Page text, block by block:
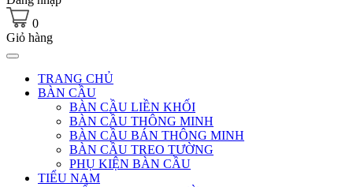
0
Giỏ hàng
TRANG CHỦ
BÀN CẦU
BÀN CẦU LIỀN KHỐI
BÀN CẦU THÔNG MINH
BÀN CẦU BÁN THÔNG MINH
BÀN CẦU TREO TƯỜNG
PHỤ KIỆN BÀN CẦU
TIỂU NAM